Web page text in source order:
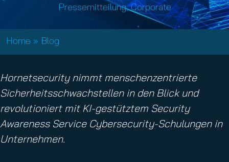
Pressemitteilung,Corporate
Home » Blog
Hornetsecurity nimmt menschenzentrierte
Sicherheitsschwachstellen in den Blick und
revolutioniert mit KI-gestütztem Security
Awareness Service Cybersecurity-Schulungen in
Unternehmen.